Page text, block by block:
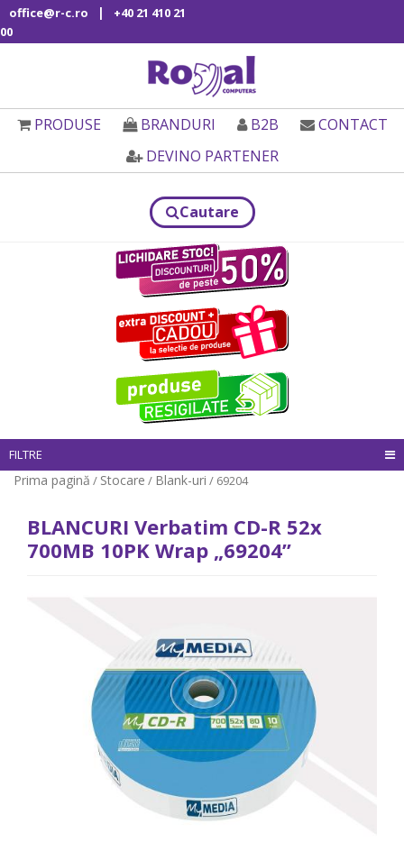
office@r-c.ro |
+40 21 410 21
00
PRODUSE BRANDURI B2B
CONTACT
DEVINO PARTENER
Cautare
FILTRE
Prima pagină / Stocare / Blank-uri / 69204
BLANCURI Verbatim CD-R 52x
700MB 10PK Wrap „69204”